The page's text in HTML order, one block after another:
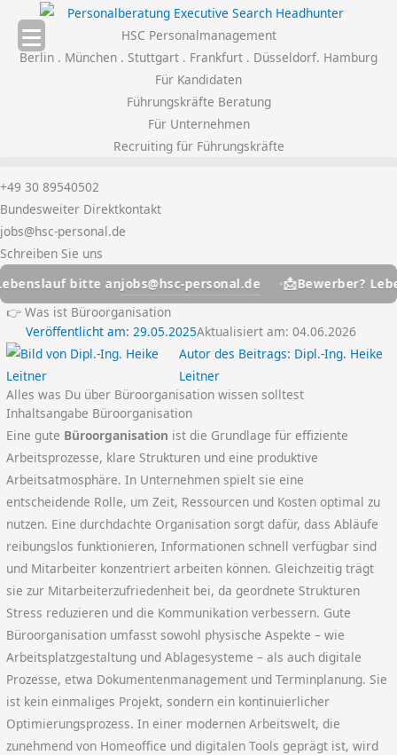
Inhalt
springen
HSC Personalmanagement
Berlin . München . Stuttgart . Frankfurt . Düsseldorf. Hamburg
Für Kandidaten
Führungskräfte Beratung
Für Unternehmen
Recruiting für Führungskräfte
+49 30 89540502
Bundesweiter Direktkontakt
jobs@hsc-personal.de
Schreiben Sie uns
bitte anjobs@hsc-personal.de 📩
Bewerber?
👉 Was ist Büroorganisation
Veröffentlicht am:29.05.2025Aktualisiert am: 04.06.2026
Autor des Beitrags: Dipl.-Ing. Heike
Leitner
Alles was Du über Büroorganisation wissen solltest
Inhaltsangabe Büroorganisation
Eine gute Büroorganisation ist die Grundlage für effiziente
Arbeitsprozesse, klare Strukturen und eine produktive
Arbeitsatmosphäre. In Unternehmen spielt sie eine
entscheidende Rolle, um Zeit, Ressourcen und Kosten optimal zu
nutzen. Eine durchdachte Organisation sorgt dafür, dass Abläufe
reibungslos funktionieren, Informationen schnell verfügbar sind
und Mitarbeiter konzentriert arbeiten können. Gleichzeitig trägt
sie zur Mitarbeiterzufriedenheit bei, da geordnete Strukturen
Stress reduzieren und die Kommunikation verbessern. Gute
Büroorganisation umfasst sowohl physische Aspekte – wie
Arbeitsplatzgestaltung und Ablagesysteme – als auch digitale
Prozesse, etwa Dokumentenmanagement und Terminplanung. Sie
ist kein einmaliges Projekt, sondern ein kontinuierlicher
Optimierungsprozess. In einer modernen Arbeitswelt, die
zunehmend von Homeoffice und digitalen Tools geprägt ist, wird